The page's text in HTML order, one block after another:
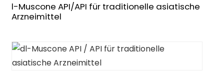
l-Muscone API/API für traditionelle asiatische
Arzneimittel